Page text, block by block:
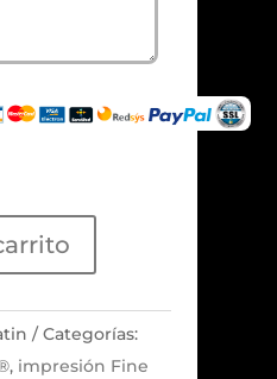
Categorías:
, impresión Fine